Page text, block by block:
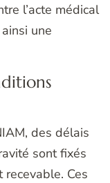
l’acte médical
une
des délais
sont fixés
Ces